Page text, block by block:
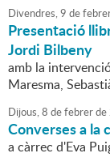
Divendres,9 de
Presentació
Jordi Bilbeny
amb la
Maresma,
Dijous,8 defebrerde
Converses a la
a càrrec d'Eva